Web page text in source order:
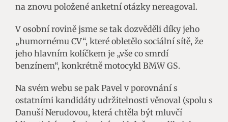
na znovu položené anketní otázky nereagoval.
V osobní rovině jsme se tak dozvěděli díky jeho
„humornému CV“, které obletělo sociální sítě, že
jeho hlavním kolíčkem je „vše co smrdí
benzínem“, konkrétně motocykl BMW GS.
Na svém webu se pak Pavel v porovnání s
ostatními kandidáty udržitelnosti věnoval (spolu s
Danuší Nerudovou, která chtěla být mluvčí